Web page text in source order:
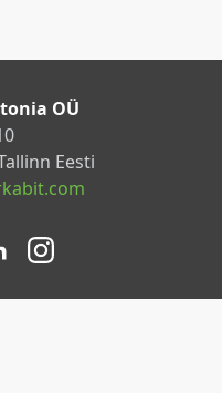
OÜ
Eesti